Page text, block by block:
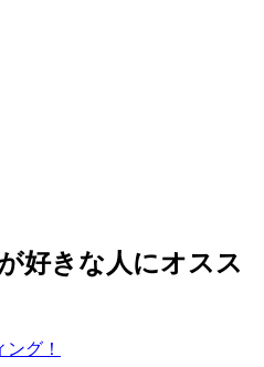
好きな人にオスス